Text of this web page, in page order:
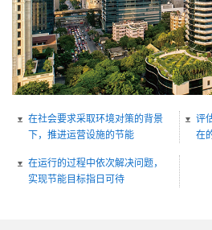
在社会要求采取环境对策的背景
下，推进运营设施的节能
评
在
在运行的过程中依次解决问题，
实现节能目标指日可待